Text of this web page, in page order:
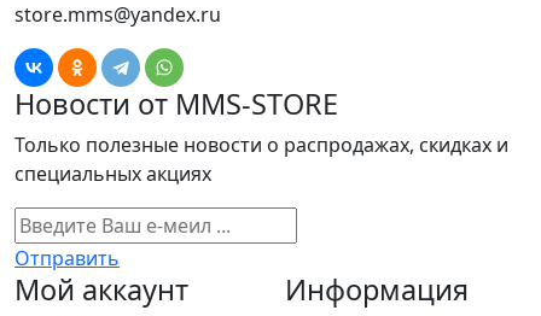
store.mms@yandex.ru
Новости от MMS-STORE
Только полезные новости о распродажах, скидках и
специальных акциях
Отправить
Мой аккаунт Информация